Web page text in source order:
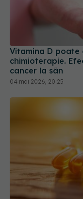
Vitamina D poate
chimioterapie.
cancer la sân
04 mai 2026, 20:25